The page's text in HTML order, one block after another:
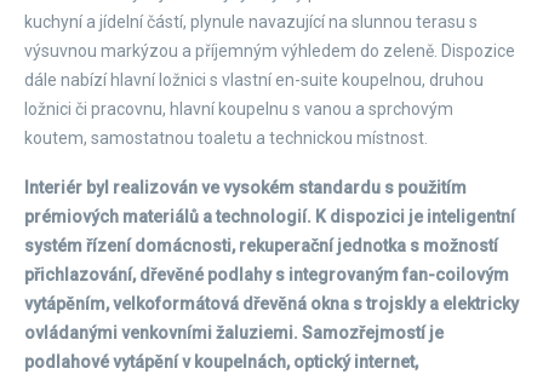
kuchyní a jídelní částí, plynule navazující na slunnou terasu s
výsuvnou markýzou a příjemným výhledem do zeleně. Dispozice
dále nabízí hlavní ložnici s vlastní en-suite koupelnou, druhou
ložnici či pracovnu, hlavní koupelnu s vanou a sprchovým
koutem, samostatnou toaletu a technickou místnost.
Interiér byl realizován ve vysokém standardu s použitím
prémiových materiálů a technologií. K dispozici je inteligentní
systém řízení domácnosti, rekuperační jednotka s možností
přichlazování, dřevěné podlahy s integrovaným fan-coilovým
vytápěním, velkoformátová dřevěná okna s trojskly a elektricky
ovládanými venkovními žaluziemi. Samozřejmostí je
podlahové vytápění v koupelnách, optický internet,